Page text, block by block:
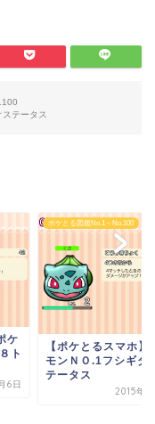
テータス
ケ
ト
6日
ポケとる図鑑No.1～No.100
【ポケとるスマホ】
モンＮＯ.1フシギダ
テータス
2015年9